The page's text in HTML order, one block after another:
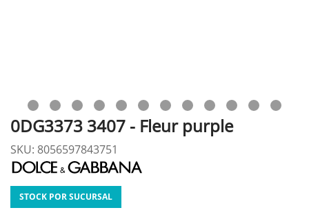
0DG3373 3407 - Fleur purple
SKU: 8056597843751
STOCK POR SUCURSAL